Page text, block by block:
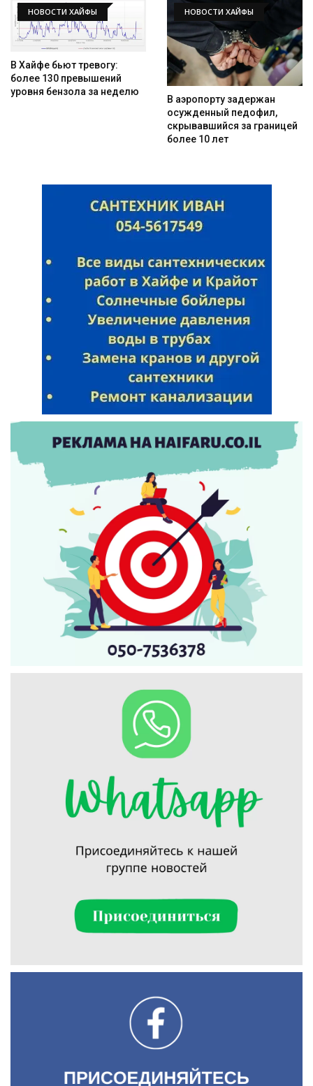
НОВОСТИ ХАЙФЫ
В Хайфе бьют тревогу:
более 130 превышений
уровня бензола за неделю
НОВОСТИ ХАЙФЫ
В аэропорту задержан
осужденный педофил,
скрывавшийся за границей
более 10 лет